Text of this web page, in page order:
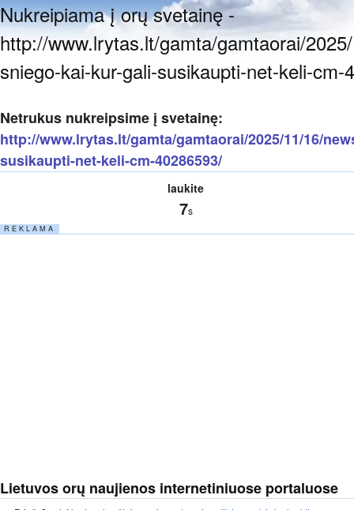
Nukreipiama į orų svetainę -
http://www.lrytas.lt/gamta/gamtaorai/
sniego-kai-kur-gali-susikaupti-net-keli-cm-
Netrukus nukreipsime į svetainę:
http://www.lrytas.lt/gamta/gamtaorai/2025/11/16/
susikaupti-net-keli-cm-40286593/
laukite
7s
R E K L A M A
Lietuvos orų naujienos internetiniuose portaluose